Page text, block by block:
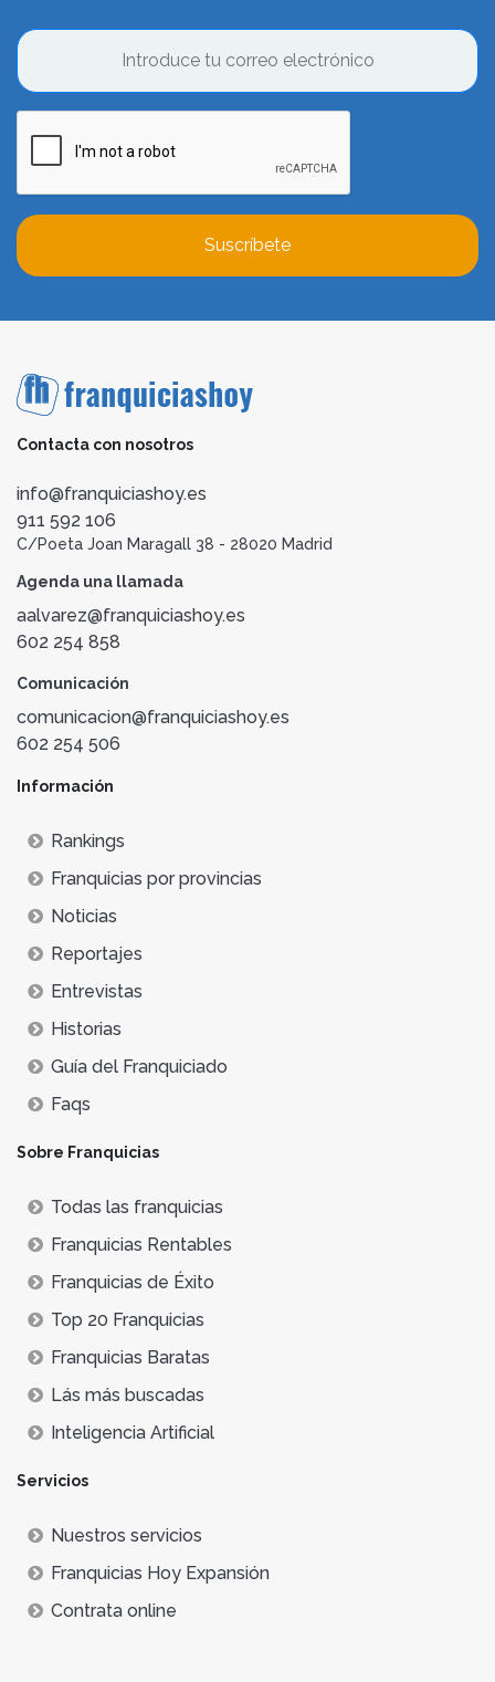
Suscríbete
Contacta con nosotros
info@franquiciashoy.es
911 592 106
C/Poeta Joan Maragall 38 - 28020 Madrid
Agenda una llamada
aalvarez@franquiciashoy.es
602 254 858
Comunicación
comunicacion@franquiciashoy.es
602 254 506
Información
Rankings
Franquicias por provincias
Noticias
Reportajes
Entrevistas
Historias
Guía del Franquiciado
Faqs
Sobre Franquicias
Todas las franquicias
Franquicias Rentables
Franquicias de Éxito
Top 20 Franquicias
Franquicias Baratas
Lás más buscadas
Inteligencia Artificial
Servicios
Nuestros servicios
Franquicias Hoy Expansión
Contrata online